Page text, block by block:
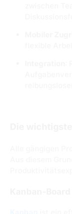
zwischen
flexible
Die
Alle gängigen
Aus diesem